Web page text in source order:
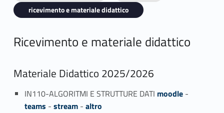
ricevimento e materiale didattico
Ricevimento e materiale didattico
Materiale Didattico 2025/2026
IN110-ALGORITMI E STRUTTURE DATI moodle-
teams - stream- altro